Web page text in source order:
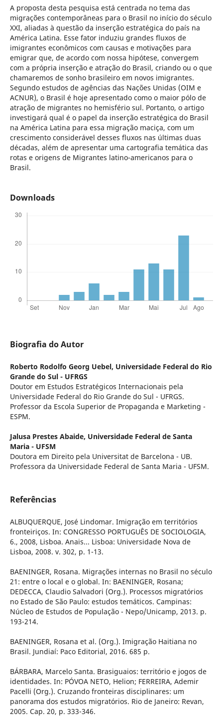
A proposta desta pesquisa está centrada no tema das
migrações contemporâneas para o Brasil no início do século
XXI, aliadas à questão da inserção estratégica do país na
América Latina. Esse fator induziu grandes fluxos de
imigrantes econômicos com causas e motivações para
emigrar que, de acordo com nossa hipótese, convergem
com a própria inserção e atração do Brasil, criando ou o que
chamaremos de sonho brasileiro em novos imigrantes.
Segundo estudos de agências das Nações Unidas (OIM e
ACNUR), o Brasil é hoje apresentado como o maior pólo de
atração de migrantes no hemisfério sul. Portanto, o artigo
investigará qual é o papel da inserção estratégica do Brasil
na América Latina para essa migração maciça, com um
crescimento considerável desses fluxos nas últimas duas
décadas, além de apresentar uma cartografia temática das
rotas e origens de Migrantes latino-americanos para o
Brasil.
Downloads
Biografia do Autor
Roberto Rodolfo Georg Uebel, Universidade Federal do Rio
Grande do Sul - UFRGS
Doutor em Estudos Estratégicos Internacionais pela
Universidade Federal do Rio Grande do Sul - UFRGS.
Professor da Escola Superior de Propaganda e Marketing -
ESPM.
Jalusa Prestes Abaide, Universidade Federal de Santa
Maria - UFSM
Doutora em Direito pela Universitat de Barcelona - UB.
Professora da Universidade Federal de Santa Maria - UFSM.
Referências
ALBUQUERQUE, José Lindomar. Imigração em territórios
fronteiriços. In: CONGRESSO PORTUGUÊS DE SOCIOLOGIA,
6., 2008, Lisboa. Anais... Lisboa: Universidade Nova de
Lisboa, 2008. v. 302, p. 1-13.
BAENINGER, Rosana. Migrações internas no Brasil no século
21: entre o local e o global. In: BAENINGER, Rosana;
DEDECCA, Claudio Salvadori (Org.). Processos migratórios
no Estado de São Paulo: estudos temáticos. Campinas:
Núcleo de Estudos de População - Nepo/Unicamp, 2013. p.
193-214.
BAENINGER, Rosana et al. (Org.). Imigração Haitiana no
Brasil. Jundiaí: Paco Editorial, 2016. 685 p.
BÁRBARA, Marcelo Santa. Brasiguaios: território e jogos de
identidades. In: PÓVOA NETO, Helion; FERREIRA, Ademir
Pacelli (Org.). Cruzando fronteiras disciplinares: um
panorama dos estudos migratórios. Rio de Janeiro: Revan,
2005. Cap. 20, p. 333-346.